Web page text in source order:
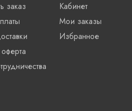
заказ
Кабинет
Мои заказы
Избранное